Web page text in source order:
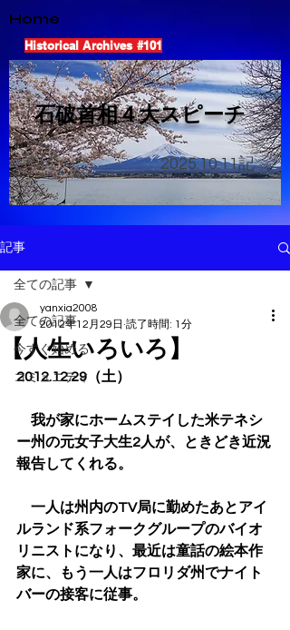
Home
Historical Archives #101
​石破首相４大スピーチ
2025.10.11記
記事
全ての記事
今すぐ始める
コミュニティ
全ての記事
【人生いろいろ】
yanxia2008
2012年12月29日 読了時間: 1分
2012.12.29（土）
我が家にホームステイした米テネシ
ー州の元女子大生2人が、ときどき近況
報告してくれる。
一人は州内のTV局に勤めたあとアイ
ルランド系フォークグループのバイオ
リニストになり、最近は童話の絵本作
家に、もう一人はフロリダ州でナイト
バーの接客に従事。